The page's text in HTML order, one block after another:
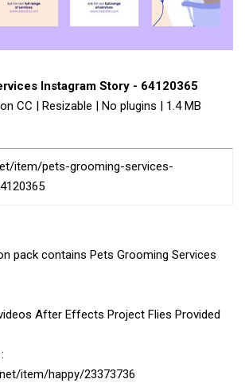
Instagram Story - 64120365
CC | Resizable | No plugins | 1.4 MB
item/pets-grooming-services-
pack contains Pets Grooming Services
After Effects Project Flies Provided
item/happy/23373736